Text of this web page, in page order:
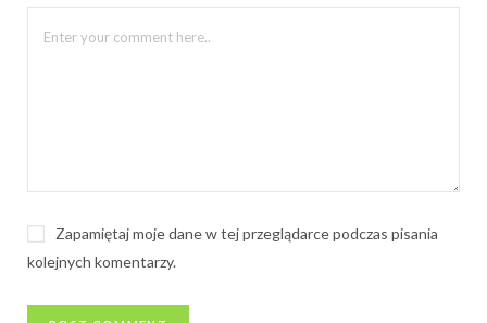
Zapamiętaj moje dane w tej przeglądarce podczas pisania
kolejnych komentarzy.